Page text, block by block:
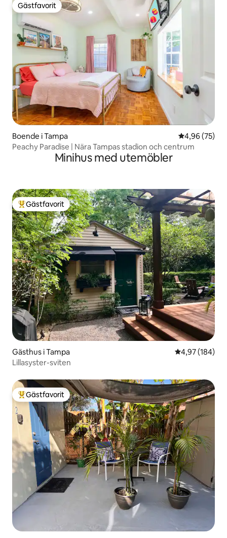
Gästfavorit
Gästfavorit
Boende i Tampa 4,96 av 5 i
4,96 (75)
Peachy Paradise | Nära Tampas stadion och centrum
Minihus med utemöbler
Populär gästfavorit
Gästfavorit
Gästhus i Tampa 4,97 av 5 i
4,97 (184)
Lillasyster-sviten
Populär gästfavorit
Gästfavorit